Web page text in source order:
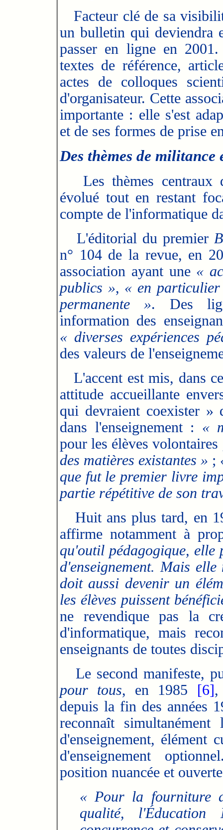
Facteur clé de sa
un bulletin qui deviendra
passer en ligne en
textes de référence,
actes de colloques
d'organisateur. Cette
importante : elle s'est
et de ses formes de prise
Des thèmes de
Les thèmes centraux
évolué tout en restant
compte de l'informatique
L'éditorial du premier
n° 104 de la revue, en
association ayant une «
publics », « en
permanente ». Des
information des
« diverses expériences
des valeurs de
L'accent est mis, dans
attitude accueillante
qui devraient coexister »
dans l'enseignement : «
pour les élèves
des matières existantes » ;
que fut le premier livre
partie répétitive de son
Huit ans plus tard, en
affirme notamment à
qu'outil pédagogique, elle
d'enseignement. Mais
doit aussi devenir un
les élèves puissent
ne revendique pas la
d'informatique, mais
enseignants de toutes
Le second manifeste,
pour tous, en 1985 [6],
depuis la fin des années
reconnaît
d'enseignement, élément
d'enseignement
position nuancée et
« Pour la fourniture
qualité,